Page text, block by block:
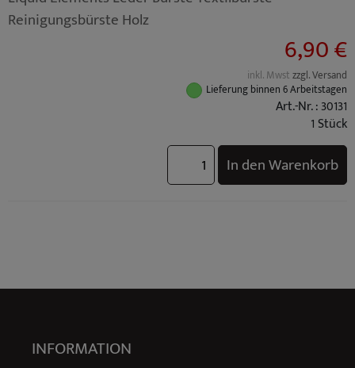
Reinigungsbürste Holz
6,90 €
inkl. Mwstzzgl. Versand
Lieferung binnen 6 Arbeitstagen
Art.-Nr. : 30131
1 Stück
In den Warenkorb
INFORMATION